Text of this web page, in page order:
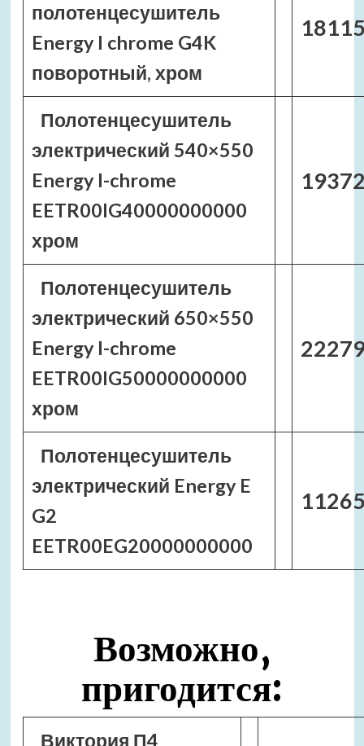
полотенцесушитель
Energy I chrome G4K
поворотный, хром
Полотенцесушитель
электрический 540×550
Energy I-chrome
EETR00IG40000000000
хром
Полотенцесушитель
электрический 650×550
Energy I-chrome
EETR00IG50000000000
хром
Полотенцесушитель
электрический Energy E
G2
EETR00EG20000000000
Возможно,
пригодится:
Виктория П4